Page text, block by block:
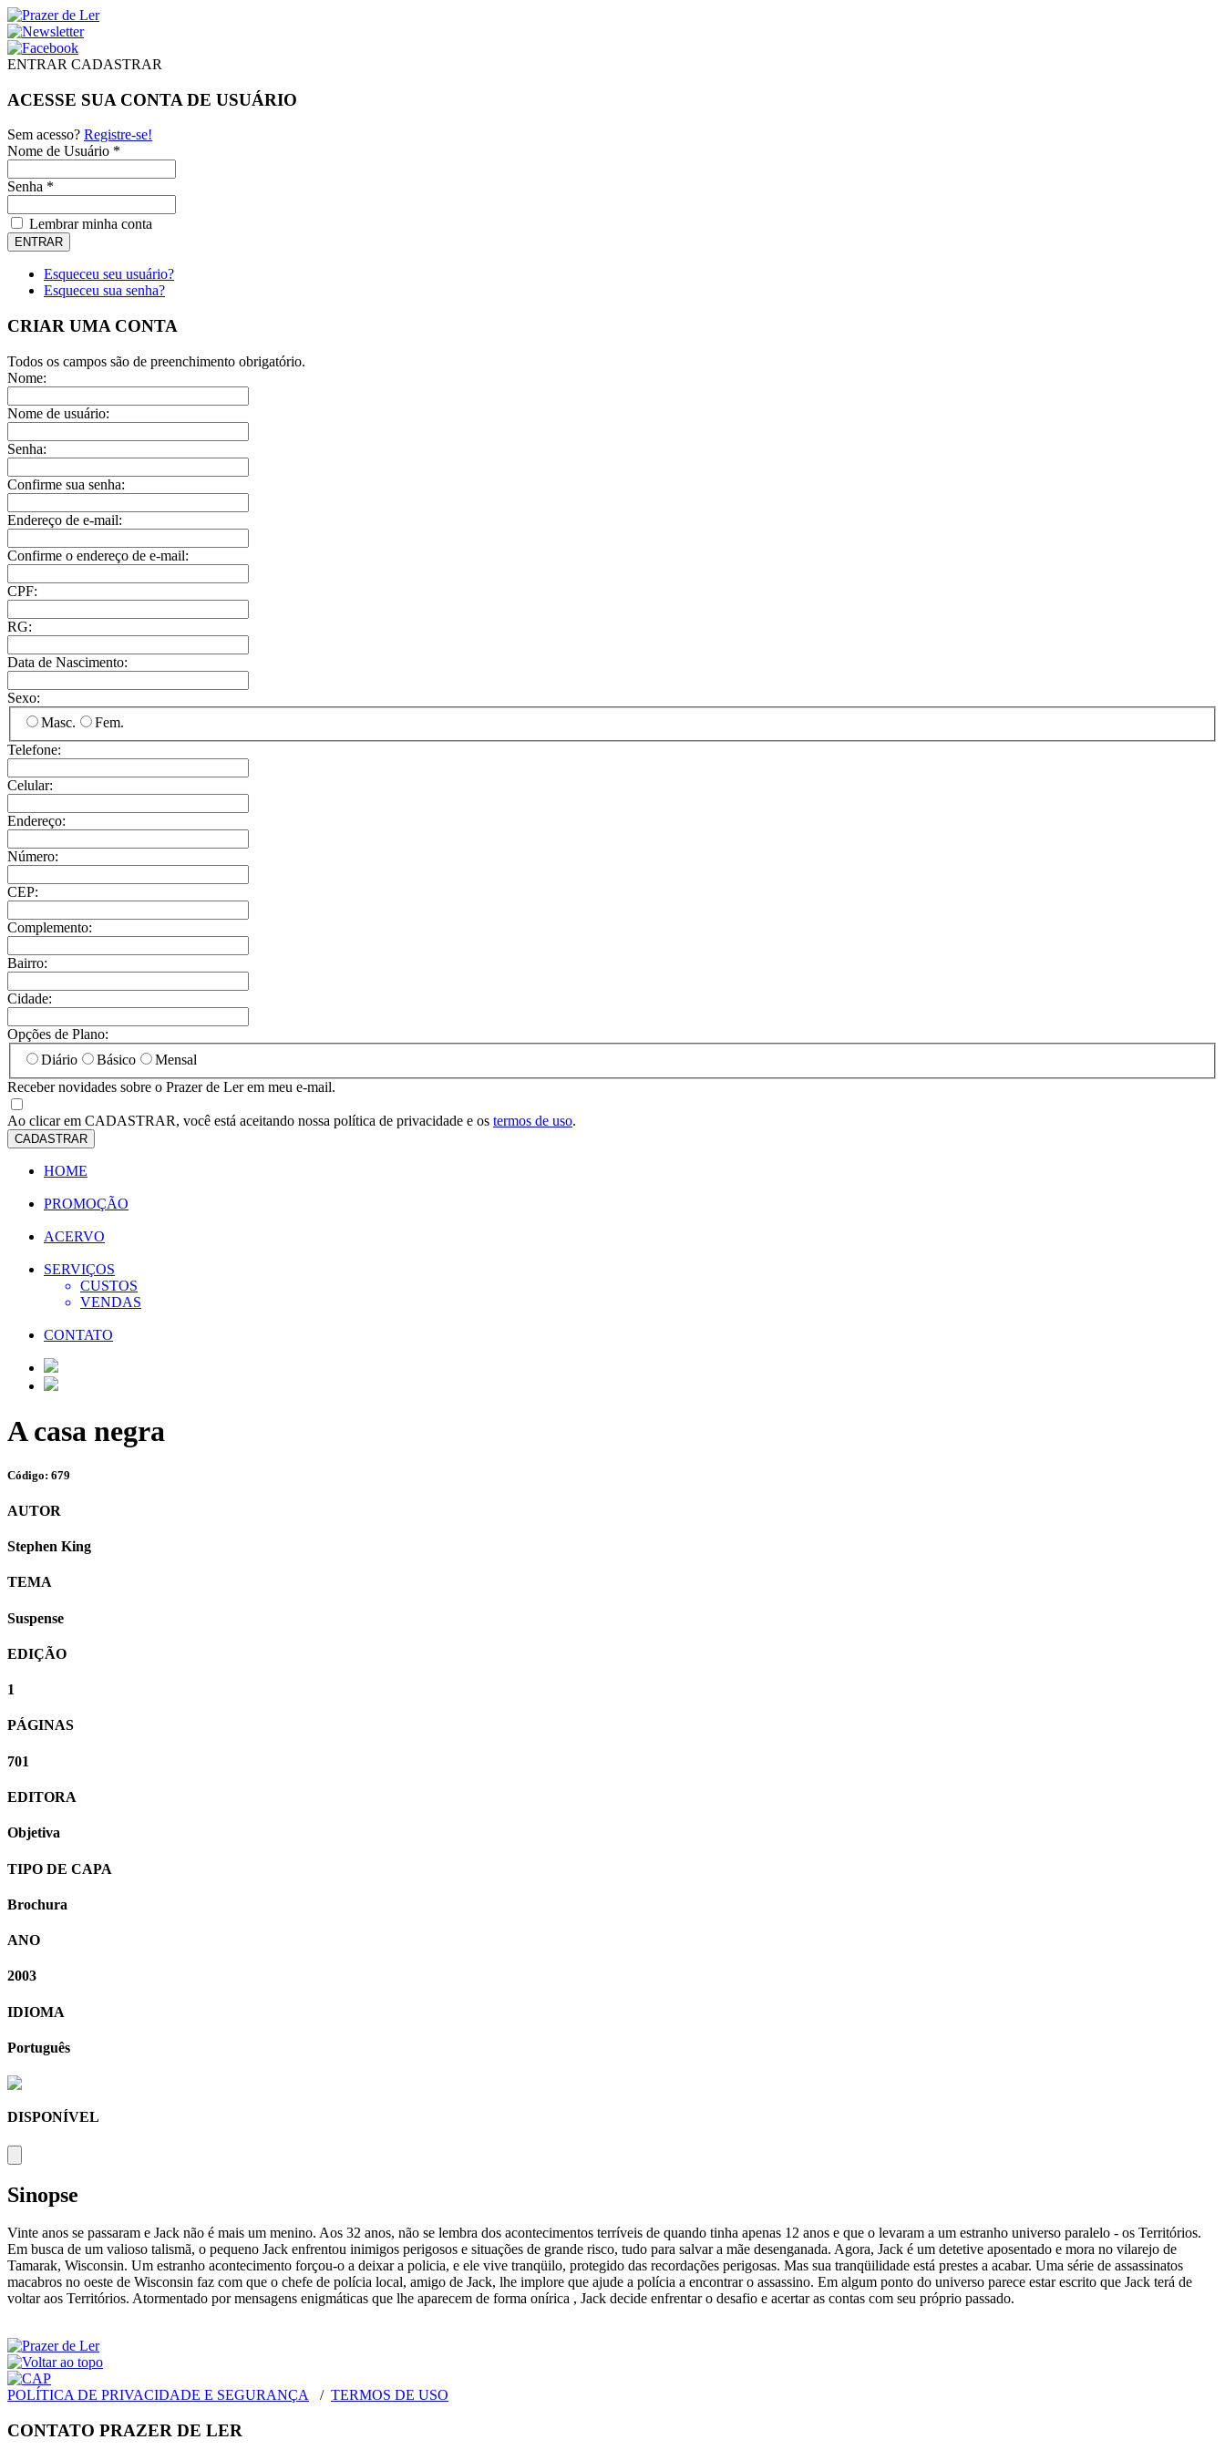
ENTRAR CADASTRAR
ACESSE SUA CONTA DE USUÁRIO
Sem acesso? Registre-se!
Nome de Usuário *
Senha *
Lembrar minha conta
Esqueceu seu usuário?
Esqueceu sua senha?
CRIAR UMA CONTA
Todos os campos são de preenchimento obrigatório.
Nome:
Nome de usuário:
Senha:
Confirme sua senha:
Endereço de e-mail:
Confirme o endereço de e-mail:
CPF:
RG:
Data de Nascimento:
Sexo:
Masc.
Fem.
Telefone:
Celular:
Endereço:
Número:
CEP:
Complemento:
Bairro:
Cidade:
Opções de Plano:
Diário
Básico
Mensal
Receber novidades sobre o Prazer de Ler em meu e-mail.
Ao clicar em CADASTRAR, você está aceitando nossa política de privacidade e os termos de uso.
CADASTRAR
HOME
PROMOÇÃO
ACERVO
SERVIÇOS
CUSTOS
VENDAS
CONTATO
A casa negra
Código: 679
AUTOR
Stephen King
TEMA
Suspense
EDIÇÃO
1
PÁGINAS
701
EDITORA
Objetiva
TIPO DE CAPA
Brochura
ANO
2003
IDIOMA
Português
DISPONÍVEL
Sinopse
Vinte anos se passaram e Jack não é mais um menino. Aos 32 anos, não se lembra dos acontecimentos terríveis de quando tinha apenas 12 anos e que o levaram a um estranho universo paralelo - os Territórios.
Em busca de um valioso talismã, o pequeno Jack enfrentou inimigos perigosos e situações de grande risco, tudo para salvar a mãe desenganada. Agora, Jack é um detetive aposentado e mora no vilarejo de
Tamarak, Wisconsin. Um estranho acontecimento forçou-o a deixar a policia, e ele vive tranqüilo, protegido das recordações perigosas. Mas sua tranqüilidade está prestes a acabar. Uma série de assassinatos
macabros no oeste de Wisconsin faz com que o chefe de polícia local, amigo de Jack, lhe implore que ajude a polícia a encontrar o assassino. Em algum ponto do universo parece estar escrito que Jack terá de
voltar aos Territórios. Atormentado por mensagens enigmáticas que lhe aparecem de forma onírica , Jack decide enfrentar o desafio e acertar as contas com seu próprio passado.
POLÍTICA DE PRIVACIDADE E SEGURANÇA / TERMOS DE USO
CONTATO PRAZER DE LER